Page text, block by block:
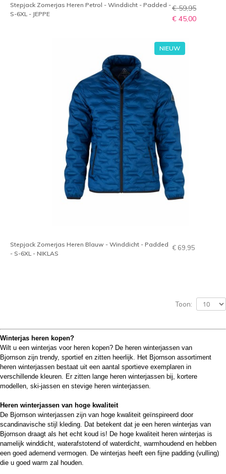
Stepjack Zomerjas Heren Petrol - Winddicht - Padded -
S-6XL - JEPPE
€ 59,95
€ 45,00
NIEUW
Stepjack Zomerjas Heren Blauw - Winddicht - Padded
- S-6XL - NIKLAS
€ 69,95
Toon:
Winterjas heren kopen?
Wilt u een winterjas voor heren kopen? De heren winterjassen van
Bjornson zijn trendy, sportief en zitten heerlijk . Het Bjornson assortiment
heren winterjassen bestaat uit een aantal sportieve exemplaren in
verschillende kleuren. Er zitten lange heren winterjassen bij, kortere
modellen, ski-jassen en stevige heren winterjassen.
Heren winterjassen van hoge kwaliteit
De Bjornson winterjassen zijn van hoge kwaliteit geïnspireerd door
scandinavische stijl kleding. Dat betekent dat je een heren winterjas van
Bjornson draagt als het echt koud is! De hoge kwaliteit heren winterjas is
namelijk winddicht, waterafstotend of waterdicht, warmhoudend en hebben
een goed ademend vermogen. De winterjas heeft een fijne padding (vulling)
die u goed warm zal houden.